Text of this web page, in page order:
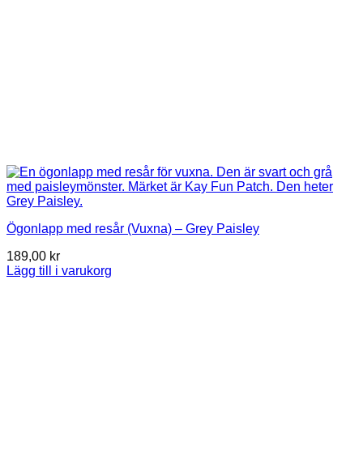
Ögonlapp med resår (Vuxna) – Grey Paisley
189,00 kr
Lägg till i varukorg